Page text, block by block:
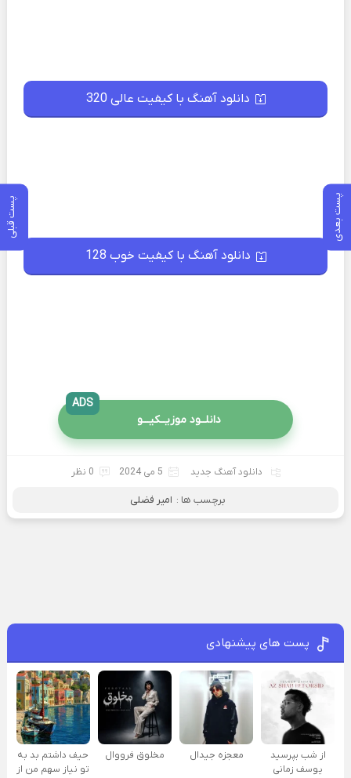
پست بعدی پست قبلی
دانلود آهنگ با کیفیت عالی 320
دانلود آهنگ با کیفیت خوب 128
دانلــود موزیــکیـــو
ADS
دانلود آهنگ جدید 5 می 2024 0 نظر
برچسب ها : امیر فضلی
پست های پیشنهادی
از شب بپرسید
یوسف زمانی
معجزه جیدال مخلوق فرووال
حیف داشتم بد به
تو نیاز سهم من از